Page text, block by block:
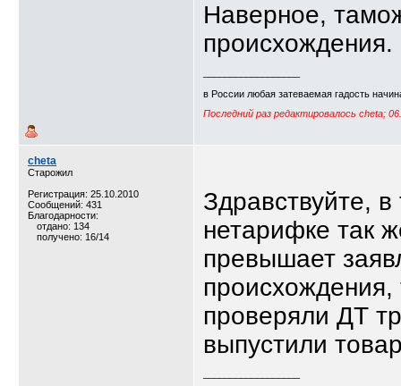
Наверное,
происхождения.
в России любая затеваемая гадость
Последний раз редактировалось cheta;
cheta
Старожил
Регистрация: 25.10.2010
Сообщений: 431
Благодарности:
отдано: 134
получено: 16/14
Здравствуйте,
нетарифке так
превышает
проверяли ДТ
выпустили